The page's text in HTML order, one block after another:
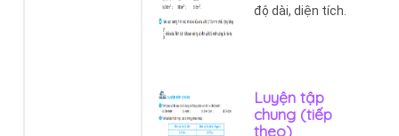
độ dài, diện tích.
Luyện tập
chung (tiếp
theo)